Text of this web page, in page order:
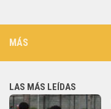
MÁS
LAS MÁS LEÍDAS